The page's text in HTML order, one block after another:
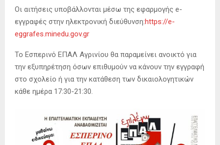
Οι αιτήσεις υποβάλλονται μέσω της εφαρμογής e-
εγγραφές στην ηλεκτρονική διεύθυνση:https://e-
eggrafes.minedu.gov.gr
Το Εσπερινό ΕΠΑΛ Αγρινίου θα παραμείνει ανοικτό για
την εξυπηρέτηση όσων επιθυμούν να κάνουν την εγγραφή
στο σχολείο ή για την κατάθεση των δικαιολογητικών
κάθε ημέρα 17:30-21:30.